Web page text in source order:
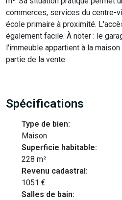
commerces, services du centre-
école primaire à proximité.
également facile. À noter : le
l'immeuble appartient à la
partie de la vente.
Spécifications
Type de bien:
Maison
Superficie habitable:
228 m²
Revenu cadastral:
1051 €
Salles de bain: